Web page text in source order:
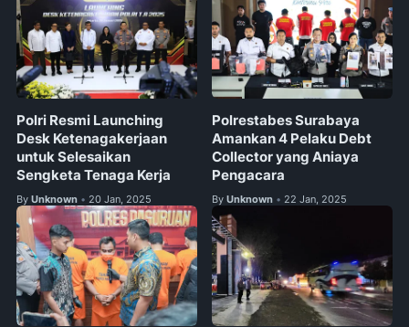
Polri Resmi Launching
Desk Ketenagakerjaan
untuk Selesaikan
Sengketa Tenaga Kerja
By Unknown • 20 Jan, 2025
Polrestabes Surabaya
Amankan 4 Pelaku Debt
Collector yang Aniaya
Pengacara
By Unknown • 22 Jan, 2025